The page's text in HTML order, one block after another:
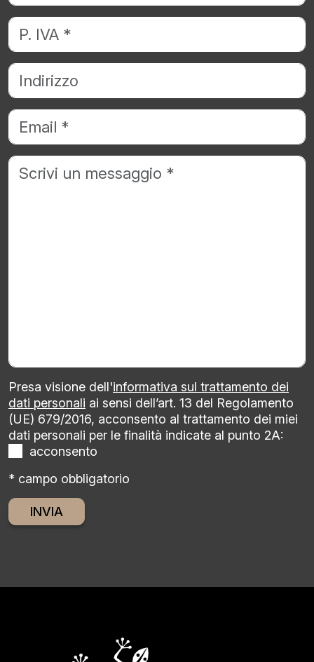
Presa visione dell'informativa sul trattamento dei
dati personali ai sensi dell’art. 13 del Regolamento
(UE) 679/2016, acconsento al trattamento dei miei
dati personali per le finalità indicate al punto 2A:
acconsento
* campo obbligatorio